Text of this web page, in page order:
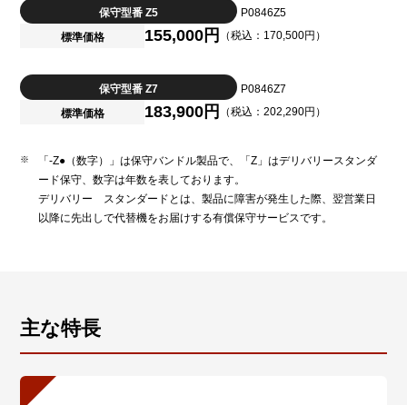
保守型番 Z5
P0846Z5
標準価格
155,000円 （税込：170,500円）
保守型番 Z7
P0846Z7
標準価格
183,900円 （税込：202,290円）
「-Z●（数字）」は保守バンドル製品で、「Z」はデリバリースタンダ
ード保守、数字は年数を表しております。
デリバリー スタンダードとは、製品に障害が発生した際、翌営業日
以降に先出しで代替機をお届けする有償保守サービスです。
主な特長